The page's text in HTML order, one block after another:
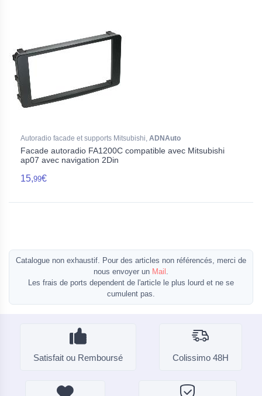
Autoradio facade et supports Mitsubishi, ADNAuto
Facade autoradio FA1200C compatible avec Mitsubishi
ap07 avec navigation 2Din
15,99€
Catalogue non exhaustif. Pour des articles non référencés, merci de
nous envoyer un Mail .
Les frais de ports dependent de l'article le plus lourd et ne se
cumulent pas.
Satisfait ou Remboursé Colissimo 48H